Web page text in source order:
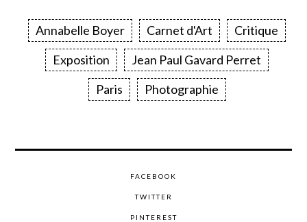
Annabelle Boyer Carnet d'Art
Critique
Exposition
Jean Paul Gavard Perret
Paris
Photographie
FACEBOOK
TWITTER
PINTEREST